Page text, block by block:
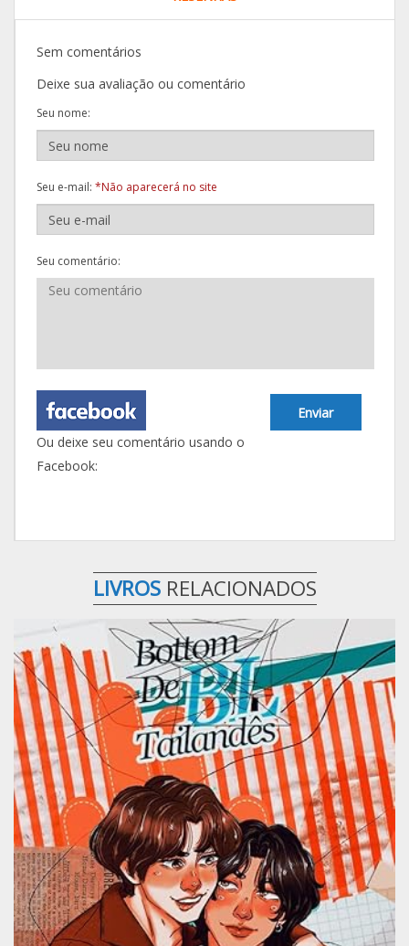
Sem comentários
Deixe sua avaliação ou comentário
Seu nome:
Seu e-mail: *Não aparecerá no site
Seu comentário:
Enviar
Ou deixe seu comentário usando o
Facebook:
LIVROS RELACIONADOS